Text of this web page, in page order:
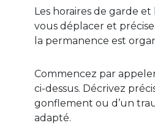
Les horaires de garde
vous déplacer et
la permanence est
Commencez par
ci-dessus. Décrivez
gonflement ou d’un
adapté.